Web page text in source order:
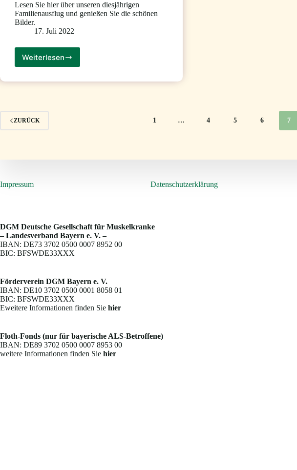
Lesen Sie hier über unseren diesjährigen
Familienausflug und genießen Sie die schönen
Bilder.
17. Juli 2022
Weiterlesen
Ausflug
Fränkische
ZURÜCK 1 … 4 5 6 7
Impressum Datenschutzerklärung
DGM Deutsche Gesellschaft für Muskelkranke
– Landesverband Bayern e. V. –
IBAN: DE73 3702 0500 0007 8952 00
BIC: BFSWDE33XXX
Förderverein DGM Bayern e. V.
IBAN: DE10 3702 0500 0001 8058 01
BIC: BFSWDE33XXX
Eweitere Informationen finden Sie hier
Floth-Fonds (nur für bayerische ALS-Betroffene)
IBAN: DE89 3702 0500 0007 8953 00
weitere Informationen finden Sie hier